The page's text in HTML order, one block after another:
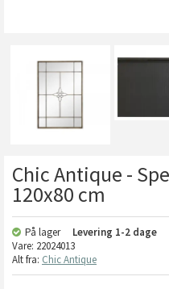
Chic Antique -
120x80 cm
På lager Levering 1-2 dage
Vare: 22024013
Alt fra: Chic Antique